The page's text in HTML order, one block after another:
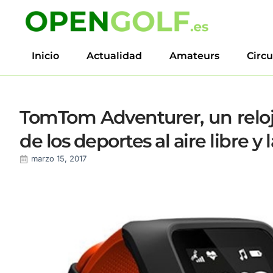
Inicio Actualidad Amateurs
TomTom Adventurer, un
de los deportes al aire libre y
marzo 15, 2017